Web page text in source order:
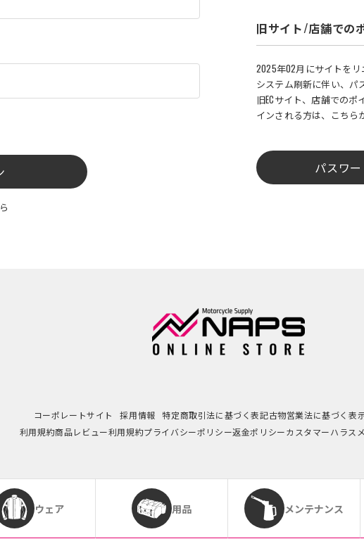
旧サイト/店舗での
2025年02月にサイトをリ
システム刷新に伴い、パ
旧ECサイト、店舗での
インされる方は、こちら
パスワ
コーポレートサイト 採用情報 特定商取引法に基づく表記古物営業法に基づく表
利用規約商品レビュー利用規約プライバシーポリシー返金ポリシーカスタマーハラス
ウェア 用品 メンテナンス